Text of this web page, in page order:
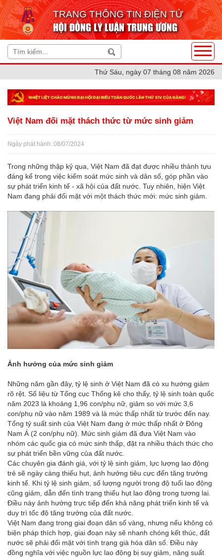
TRANG THÔNG TIN ĐIỆN TỬ
HỘI ĐỒNG LÝ LUẬN TRUNG ƯƠNG
Thứ Sáu, ngày 07 tháng 08 năm 2026
Việt Nam đối mặt thách thức từ mức sinh giảm
Ngày phát hành: 08/07/2024
Trong những thập kỷ qua, Việt Nam đã đạt được nhiều thành tựu
đáng kể trong việc kiểm soát mức sinh và dân số, góp phần vào
sự phát triển kinh tế - xã hội của đất nước. Tuy nhiên, hiện Việt
Nam đang phải đối mặt với một thách thức mới: mức sinh giảm.
Ảnh hưởng của mức sinh giảm
Những năm gần đây, tỷ lệ sinh ở Việt Nam đã có xu hướng giảm
rõ rệt. Số liệu từ Tổng cục Thống kê cho thấy, tỷ lệ sinh toàn quốc
năm 2023 là khoảng 1,96 con/phụ nữ, giảm so với mức 3,6
con/phụ nữ vào năm 1989 và là mức thấp nhất từ trước đến nay.
Tổng tỷ suất sinh của Việt Nam đang ở mức thấp nhất ở Đông
Nam Á (2 con/phụ nữ). Mức sinh giảm đã đưa Việt Nam vào
nhóm các quốc gia có mức sinh thấp, đặt ra nhiều thách thức cho
sự phát triển bền vững của đất nước.
Các chuyên gia đánh giá, với tỷ lệ sinh giảm, lực lượng lao động
trẻ sẽ ngày càng thiếu hụt, ảnh hưởng tiêu cực đến tăng trưởng
kinh tế. Khi tỷ lệ sinh giảm, số lượng người trong độ tuổi lao động
cũng giảm, dẫn đến tình trạng thiếu hụt lao động trong tương lai.
Điều này ảnh hưởng trực tiếp đến khả năng phát triển kinh tế và
duy trì tốc độ tăng trưởng của đất nước.
Việt Nam đang trong giai đoạn dân số vàng, nhưng nếu không có
biện pháp thích hợp, giai đoạn này sẽ nhanh chóng kết thúc, đất
nước sẽ phải đối mặt với tình trạng già hóa dân số. Điều này
đồng nghĩa với việc nguồn lực lao động bị suy giảm, năng suất